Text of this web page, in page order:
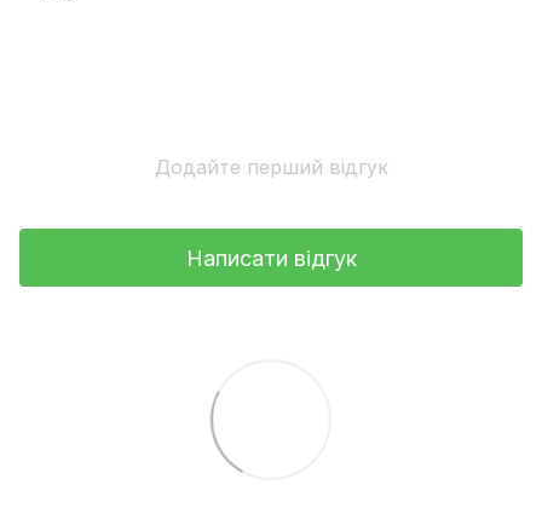
Додайте перший відгук
Написати відгук